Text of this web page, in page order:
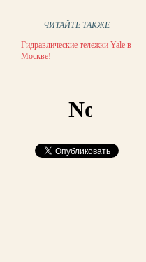
ЧИТАЙТЕ ТАКЖЕ
Гидравлические тележки Yale в
Москве!